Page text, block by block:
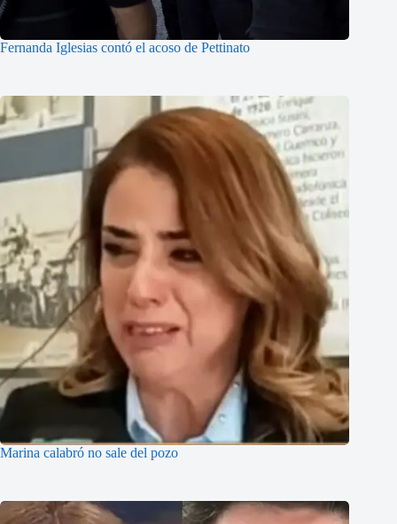
Fernanda Iglesias contó el acoso de Pettinato
Marina calabró no sale del pozo